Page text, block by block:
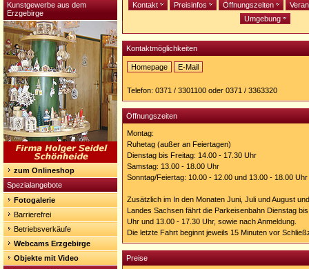
Kunstgewerbe aus dem
Erzgebirge
zum Onlineshop
Spezialangebote
Fotogalerie
Barrierefrei
Betriebsverkäufe
Webcams Erzgebirge
Objekte mit Video
Kontakt Preisinfos Öffnungszeiten
Umgebung
Kontaktmöglichkeiten
Homepage
http://www.parkeisenbahn-
chemnitz.de/
E-Mail
Telefon: 0371 / 3301100 oder 0371 / 3363320
Öffnungszeiten
Montag:
Ruhetag (außer an Feiertagen)
Dienstag bis Freitag: 14.00 - 17.30 Uhr
Samstag: 13.00 - 18.00 Uhr
Sonntag/Feiertag: 10.00 - 12.00 und 13.00 - 18.00 Uhr
Zusätzlich im In den Monaten Juni, Juli und August
Landes Sachsen fährt die Parkeisenbahn Dienstag
Uhr und 13.00 - 17.30 Uhr, sowie nach Anmeldung.
Die letzte Fahrt beginnt jeweils 15 Minuten vor
Preise